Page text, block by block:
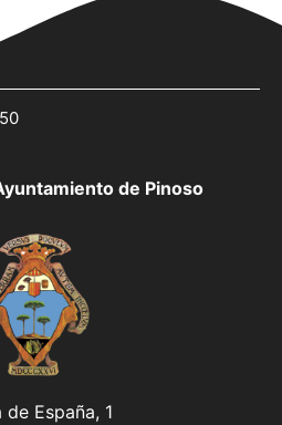
de Pinoso
de España, 1